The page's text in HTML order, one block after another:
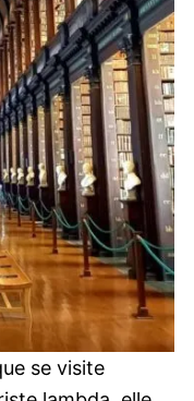
se visite